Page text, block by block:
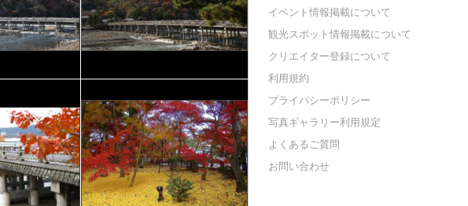
イベント情報掲載について
観光スポット情報掲載について
クリエイター登録について
利用規約
プライバシーポリシー
写真ギャラリー利用規定
よくあるご質問
お問い合わせ